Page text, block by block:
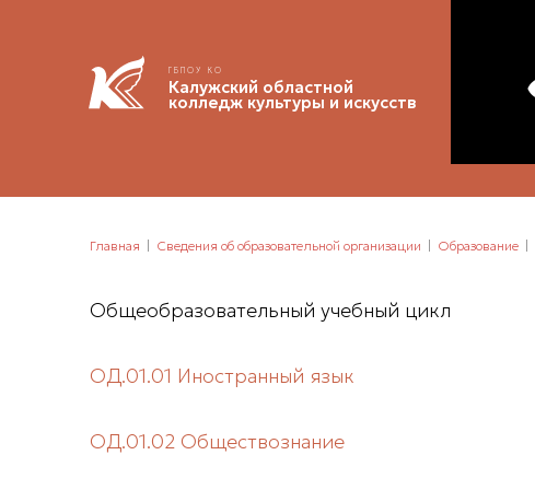
ГБПОУ КО
Калужский областной
колледж культуры и искусств
Главная Сведения об образовательной организации Образование
Общеобразовательный учебный цикл
ОД.01.01 Иностранный язык
ОД.01.02 Обществознание